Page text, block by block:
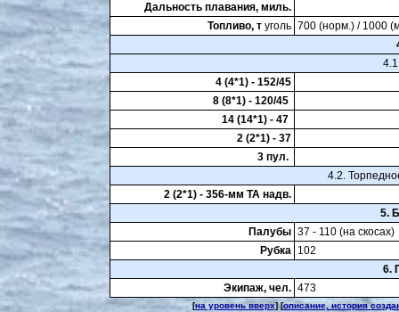
Дальность плавания, миль.
Топливо, т уголь 700 (норм.) / 1000
4 (4*1) - 152/45
8 (8*1) - 120/45
14 (14*1) - 47
2 (2*1) - 37
3 пул.
4.2.
2 (2*1) - 356-мм ТА надв.
5.
Палубы 37 - 110 (на скосах)
Рубка
102
6.
Экипаж, чел. 473
[на уровень вверх] [описание, история